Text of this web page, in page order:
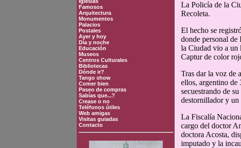
Famosos
Arquitectura
Monumentos
Palacios
Postales
Ayer y hoy
Día y noche
Educación
Museos
Centros Culturales
Bibliotecas
Dónde ir?
Tango show
Comer bien
Paseo de compras
Sabías que...?
Crease o no
Teléfonos útiles
Web amigas
Visitas guiadas
Contacto
La Policía de la
Recoleta.
El hecho se
donde personal
la Ciudad vio a un
Captur de color
Tras dar la voz de
ellos, argentino de
secuestrando de
destornillador y
La Fiscalía
cargo del doctor
doctora Acosta,
imputado y la